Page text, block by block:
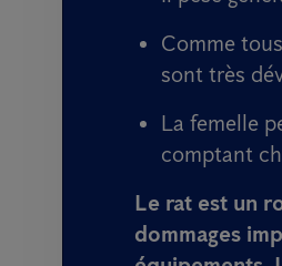
Comme
sont très
La femelle
comptant
Le rat est un
dommages